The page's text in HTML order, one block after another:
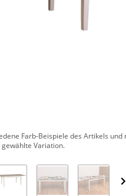
Farb-Beispiele des Artikels und
Variation.